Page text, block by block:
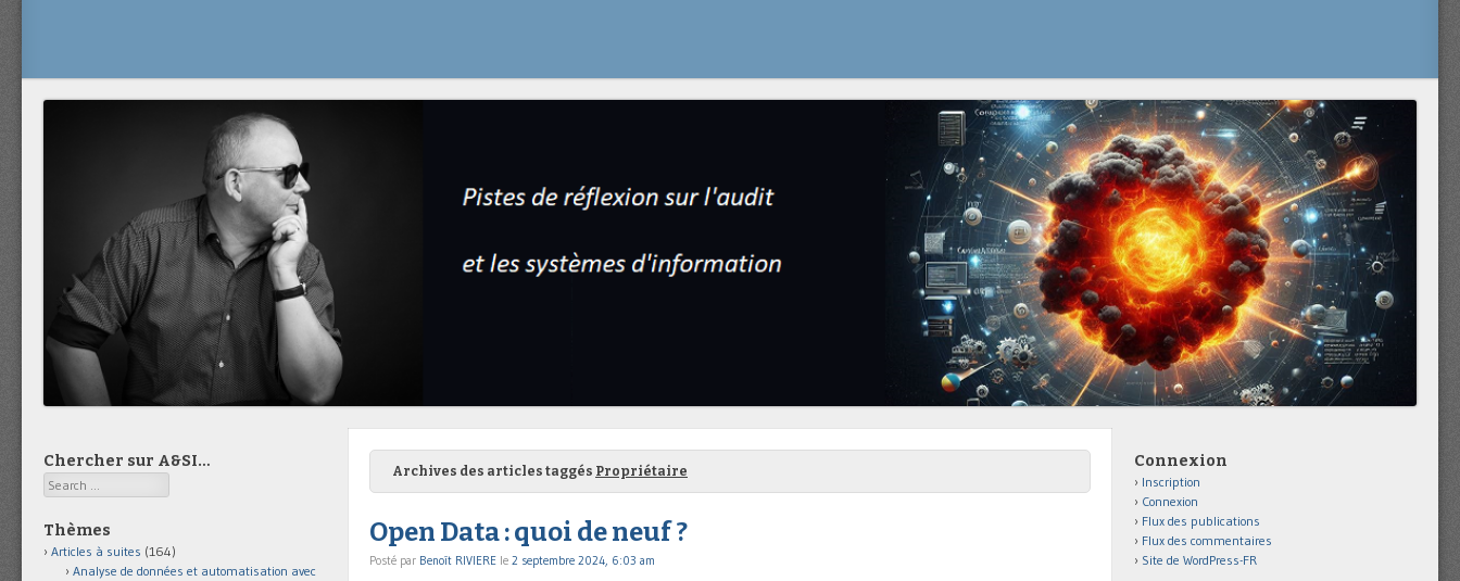
Archives des articles taggés Propriétaire
Open Data : quoi de neuf ?
Posté par Benoît RIVIERE le 2 septembre 2024, 6:03 am
Chercher sur A&SI…
Search
Thèmes
Articles à suites (164)
Analyse de données et automatisation avec
Connexion
Inscription
Connexion
Flux des publications
Flux des commentaires
Site de WordPress-FR